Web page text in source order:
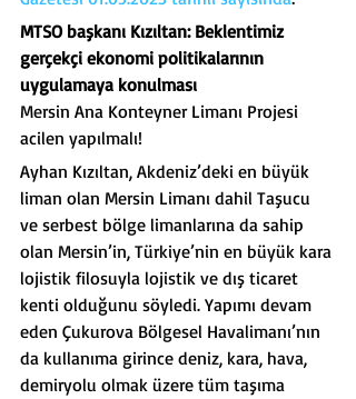
MTSO başkanı Kızıltan: Beklentimiz
gerçekçi ekonomi politikalarının
uygulamaya konulması
Mersin Ana Konteyner Limanı Projesi
acilen yapılmalı!
Ayhan Kızıltan, Akdeniz’deki en büyük
liman olan Mersin Limanı dahil Taşucu
ve serbest bölge limanlarına da sahip
olan Mersin’in, Türkiye’nin en büyük kara
lojistik filosuyla lojistik ve dış ticaret
kenti olduğunu söyledi. Yapımı devam
eden Çukurova Bölgesel Havalimanı’nın
da kullanıma girince deniz, kara, hava,
demiryolu olmak üzere tüm taşı­ma